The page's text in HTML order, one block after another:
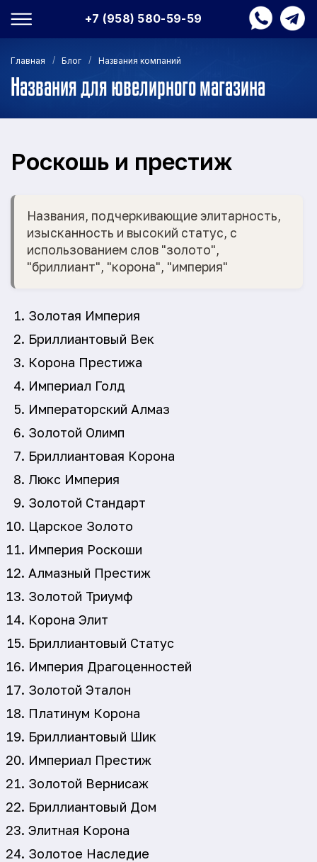
+7 (958) 580-59-59
Главная / Блог / Названия компаний
Названия для ювелирного магазина
Роскошь и престиж
Названия, подчеркивающие элитарность,
изысканность и высокий статус, с
использованием слов "золото",
"бриллиант", "корона", "империя"
Золотая Империя
Бриллиантовый Век
Корона Престижа
Империал Голд
Императорский Алмаз
Золотой Олимп
Бриллиантовая Корона
Люкс Империя
Золотой Стандарт
Царское Золото
Империя Роскоши
Алмазный Престиж
Золотой Триумф
Корона Элит
Бриллиантовый Статус
Империя Драгоценностей
Золотой Эталон
Платинум Корона
Бриллиантовый Шик
Империал Престиж
Золотой Вернисаж
Бриллиантовый Дом
Элитная Корона
Золотое Наследие